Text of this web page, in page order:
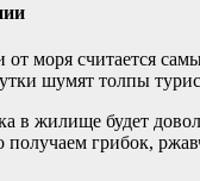
моря считается
шумят толпы
в жилище будет
получаем грибок,